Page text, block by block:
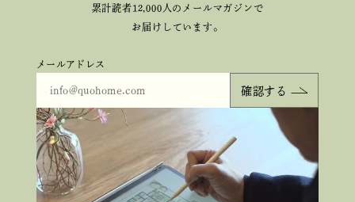
累計読者12,000人のメールマガジンで
お届けしています。
メールアドレス